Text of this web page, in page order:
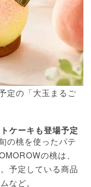
定の「大玉まるご
ケーキも登場予定
桃を使ったパテ
の桃は、
予定している商品
など。